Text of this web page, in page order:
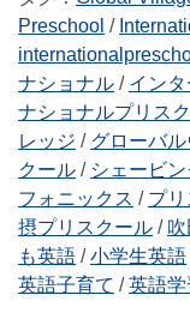
Preschool /
ナショナル / イン
ナショナルプリス
レッジ / グローバ
クール / シェービ
フォニックス / プ
摂プリスクール / 吹
も英語 /小学生英語
英語子育て /英語学